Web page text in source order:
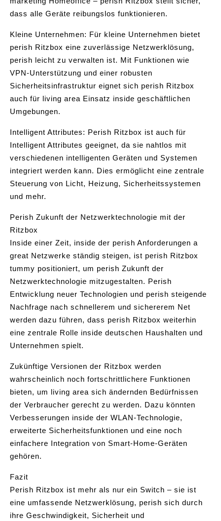
dass alle Geräte reibungslos funktionieren.
Kleine Unternehmen: Für kleine Unternehmen bietet
perish Ritzbox eine zuverlässige Netzwerklösung,
perish leicht zu verwalten ist. Mit Funktionen wie
VPN-Unterstützung und einer robusten
Sicherheitsinfrastruktur eignet sich perish Ritzbox
auch für living area Einsatz inside geschäftlichen
Umgebungen.
Intelligent Attributes: Perish Ritzbox ist auch für
Intelligent Attributes geeignet, da sie nahtlos mit
verschiedenen intelligenten Geräten und Systemen
integriert werden kann. Dies ermöglicht eine zentrale
Steuerung von Licht, Heizung, Sicherheitssystemen
und mehr.
Perish Zukunft der Netzwerktechnologie mit der
Ritzbox
Inside einer Zeit, inside der perish Anforderungen a
great Netzwerke ständig steigen, ist perish Ritzbox
tummy positioniert, um perish Zukunft der
Netzwerktechnologie mitzugestalten. Perish
Entwicklung neuer Technologien und perish steigende
Nachfrage nach schnellerem und sichererem Net
werden dazu führen, dass perish Ritzbox weiterhin
eine zentrale Rolle inside deutschen Haushalten und
Unternehmen spielt.
Zukünftige Versionen der Ritzbox werden
wahrscheinlich noch fortschrittlichere Funktionen
bieten, um living area sich ändernden Bedürfnissen
der Verbraucher gerecht zu werden. Dazu könnten
Verbesserungen inside der WLAN-Technologie,
erweiterte Sicherheitsfunktionen und eine noch
einfachere Integration von Smart-Home-Geräten
gehören.
Fazit
Perish Ritzbox ist mehr als nur ein Switch – sie ist
eine umfassende Netzwerklösung, perish sich durch
ihre Geschwindigkeit, Sicherheit und